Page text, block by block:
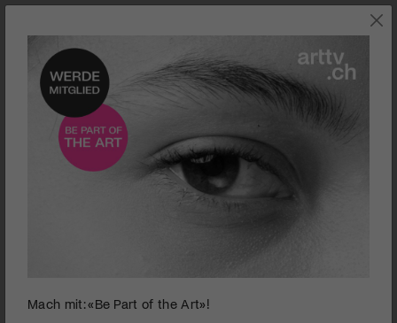
seconds
Zirkus | Young Stage
Mach mit: «Be Part of the Art»!